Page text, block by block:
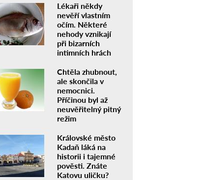
Lékaři někdy
nevěří vlastním
očím. Některé
nehody vznikají
při bizarních
intimních hrách
Chtěla zhubnout,
ale skončila v
nemocnici.
Příčinou byl až
neuvěřitelný pitný
režim
Královské město
Kadaň láká na
historii i tajemné
pověsti. Znáte
Katovu uličku?